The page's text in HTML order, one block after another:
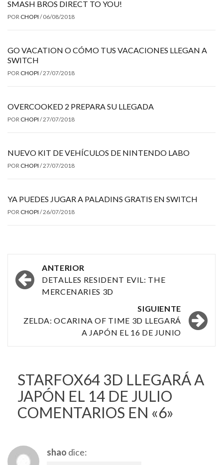
SMASH BROS DIRECT TO YOU!
POR CHOPI / 06/08/2018
GO VACATION O CÓMO TUS VACACIONES LLEGAN A
SWITCH
POR CHOPI /27/07/2018
OVERCOOKED 2 PREPARA SU LLEGADA
POR CHOPI /27/07/2018
NUEVO KIT DE VEHÍCULOS DE NINTENDO LABO
POR CHOPI /27/07/2018
YA PUEDES JUGAR A PALADINS GRATIS EN SWITCH
POR CHOPI /26/07/2018
Navegación
por
entradas
ANTERIOR
DETALLES RESIDENT EVIL: THE
MERCENARIES 3D
SIGUIENTE
ZELDA: OCARINA OF TIME 3D LLEGARÁ
A JAPÓN EL 16 DE JUNIO
STARFOX64 3D LLEGARÁ A
JAPÓN EL 14 DE JULIO
COMENTARIOS EN «6»
shao dice: